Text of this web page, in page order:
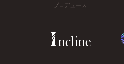
プロデュース